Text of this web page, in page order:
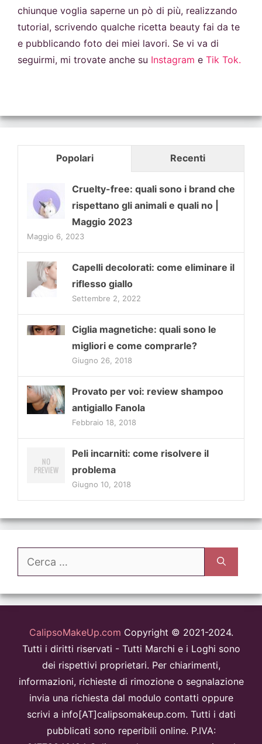
chiunque voglia saperne un pò di più, realizzando
tutorial, scrivendo qualche ricetta beauty fai da te
e pubblicando foto dei miei lavori. Se vi va di
seguirmi, mi trovate anche su Instagram e Tik Tok.
Popolari Recenti
Cruelty-free: quali sono i brand che
rispettano gli animali e quali no |
Maggio 2023
Maggio 6, 2023
Capelli decolorati: come eliminare il
riflesso giallo
Settembre 2, 2022
Ciglia magnetiche: quali sono le
migliori e come comprarle?
Giugno 26, 2018
Provato per voi: review shampoo
antigiallo Fanola
Febbraio 18, 2018
Peli incarniti: come risolvere il
problema
Giugno 10, 2018
Ricerca
CalipsoMakeUp.com Copyright © 2021-2024.
Tutti i diritti riservati - Tutti Marchi e i Loghi sono
dei rispettivi proprietari. Per chiarimenti,
informazioni, richieste di rimozione o segnalazione
invia una richiesta dal modulo contatti oppure
scrivi a info[AT]calipsomakeup.com. Tutti i dati
pubblicati sono reperibili online. P.IVA: